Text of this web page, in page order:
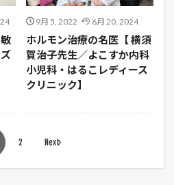
9月 5, 2022 6月 20, 2024
ホルモン治療の名医【 横須
賀治子先生／よこすか内科
小児科・はるこレディース
クリニック】
2 Next